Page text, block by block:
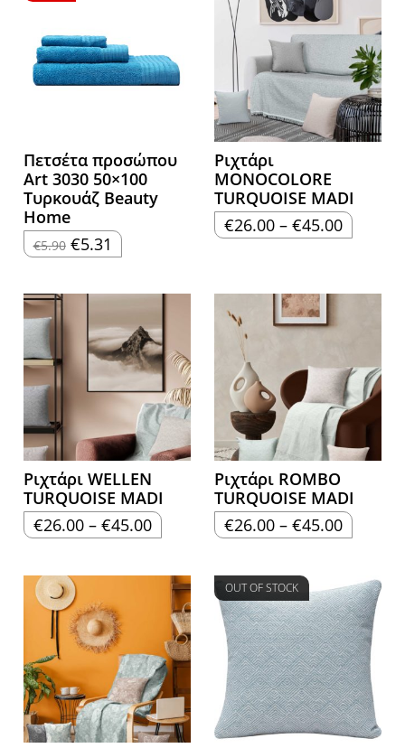
Πετσέτα προσώπου
Art 3030 50×100
Τυρκουάζ Beauty
Home
€5.90 Original
price
€5.31 Η
τρέχουσα
€5.31.
Ριχτάρι
MONOCOLORE
TURQUOISE MADI
€26.00 – €45.00Price
range:
Ριχτάρι WELLEN
TURQUOISE MADI
€26.00 – €45.00Price
range:
€45.00
Ριχτάρι ROMBO
TURQUOISE MADI
€26.00 – €45.00Price
range:
OUT OF STOCK